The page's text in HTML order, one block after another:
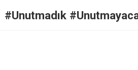
#Unutmadık